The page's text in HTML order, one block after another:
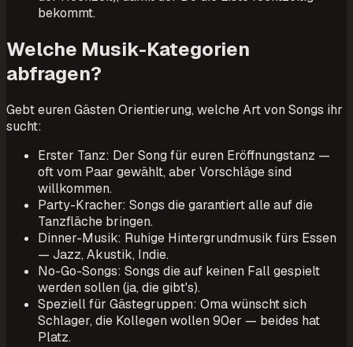
bekommt.
Welche Musik-Kategorien
abfragen?
Gebt euren Gästen Orientierung, welche Art von Songs ihr
sucht:
Erster Tanz: Der Song für euren Eröffnungstanz —
oft vom Paar gewählt, aber Vorschläge sind
willkommen.
Party-Kracher: Songs die garantiert alle auf die
Tanzfläche bringen.
Dinner-Musik: Ruhige Hintergrundmusik fürs Essen
— Jazz, Akustik, Indie.
No-Go-Songs: Songs die auf keinen Fall gespielt
werden sollen (ja, die gibt's).
Speziell für Gästegruppen: Oma wünscht sich
Schlager, die Kollegen wollen 90er — beides hat
Platz.